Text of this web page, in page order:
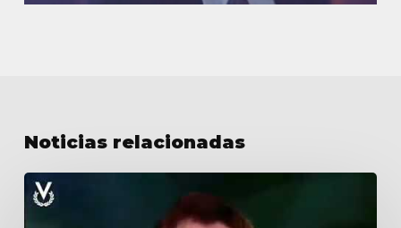
Noticias relacionadas
Recuerdo
sensacional